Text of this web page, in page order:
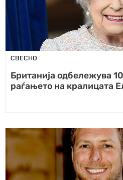
СВЕСНО
Британија одбележува
раѓањето на кралицата